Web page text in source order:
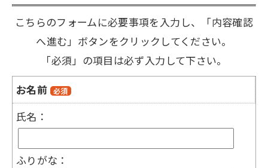
こちらのフォームに必要事項を入力し、「内容確認
へ進む」ボタンをクリックしてください。
「必須」の項目は必ず入力して下さい。
お名前 必須
氏名：
ふりがな：